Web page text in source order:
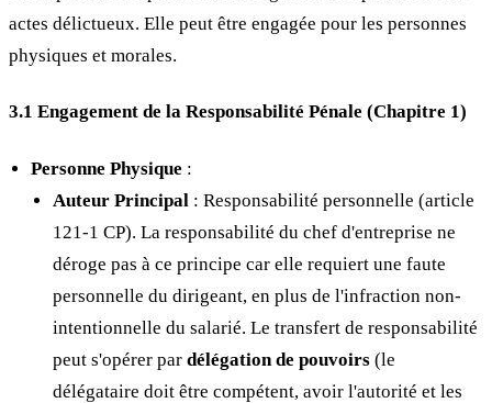
actes délictueux. Elle peut être engagée pour les personnes
physiques et morales.
3.1 Engagement de la Responsabilité Pénale (Chapitre 1)
Personne Physique :
Auteur Principal : Responsabilité personnelle (article
121-1 CP). La responsabilité du chef d'entreprise ne
déroge pas à ce principe car elle requiert une faute
personnelle du dirigeant, en plus de l'infraction non-
intentionnelle du salarié. Le transfert de responsabilité
peut s'opérer par délégation de pouvoirs (le
délégataire doit être compétent, avoir l'autorité et les